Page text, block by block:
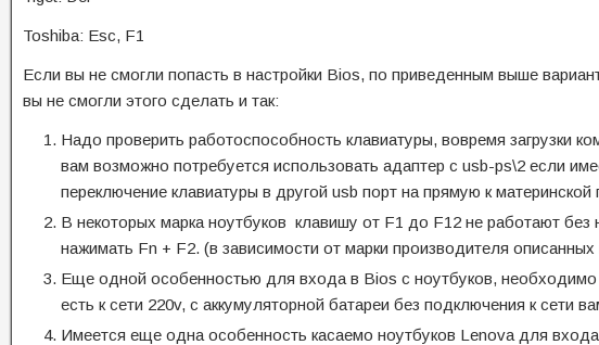
Toshiba: Esc, F1
Если вы не смогли попасть в настройки Bios, по приведенным выше
вы не смогли этого сделать и так:
Надо проверить работоспособность клавиатуры, вовремя загрузки
вам возможно потребуется использовать адаптер с usb-ps\2 если
переключение клавиатуры в другой usb порт на прямую к
В некоторых марка ноутбуков клавишу от F1 до F12 не работают
нажимать Fn + F2. (в зависимости от марки производителя
Еще одной особенностью для входа в Bios с ноутбуков,
есть к сети 220v, с аккумуляторной батареи без подключения к сети
Имеется еще одна особенность касаемо ноутбуков Lenova для